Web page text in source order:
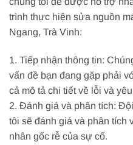
trình thực hiện sửa nguồn
Ngang, Trà Vinh:
1. Tiếp nhận thông tin:
vấn đề bạn đang gặp phải
cả mô tả chi tiết về lỗi và
2. Đánh giá và phân tích:
tôi sẽ đánh giá và phân tích
nhân gốc rễ của sự cố.